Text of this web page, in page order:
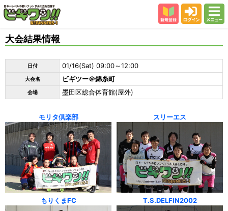
会場
大会結果
よくある質問
参加者の声
大会結果情報
日付 01/16(Sat) 09:00～12:00
大会名 ビギツー＠錦糸町
会場 墨田区総合体育館(屋外)
モリタ倶楽部 スリーエス
もりくまFC T.S.DELFIN2002